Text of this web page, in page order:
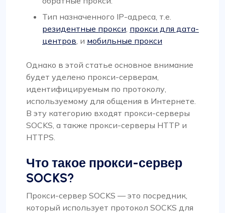
Тип назначенного IP-адреса, т.е.
резидентные прокси прокси для дата-
центров , и мобильные прокси
Однако в этой статье основное внимание
будет уделено прокси-серверам,
идентифицируемым по протоколу,
используемому для общения в Интернете.
В эту категорию входят прокси-серверы
SOCKS, а также прокси-серверы HTTP и
HTTPS.
Что такое прокси-сервер
SOCKS?
Прокси-сервер SOCKS — это посредник,
который использует протокол SOCKS для